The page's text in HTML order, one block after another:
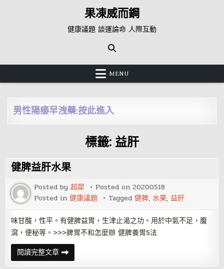
果凍威而鋼
健康議題 談運論命 人際互動
MENU
男性陽痿早洩藥:按此進入
標籤: 益肝
健脾益肝水果
Posted by超犀 Posted on20200518
Posted in健康議題 Tagged健脾,水果,益肝
味甘酸，性平。有健脾益胃，生津止渴之功。用於中氣不足，腹
瀉，便秘等。>>>脾胃不和怎麼辦 健脾養胃5法
閱讀完整文章健
脾
益